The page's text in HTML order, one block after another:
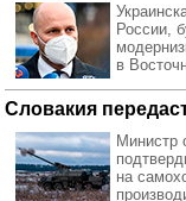
России,
в
Словакия
Министр
на